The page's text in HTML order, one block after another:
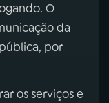
O
da
por
os serviços e